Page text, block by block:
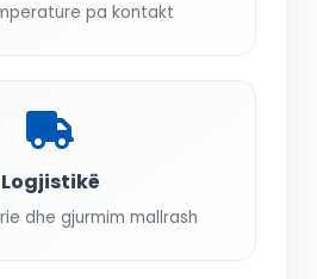
pa kontakt
Logjistikë
dhe gjurmim mallrash